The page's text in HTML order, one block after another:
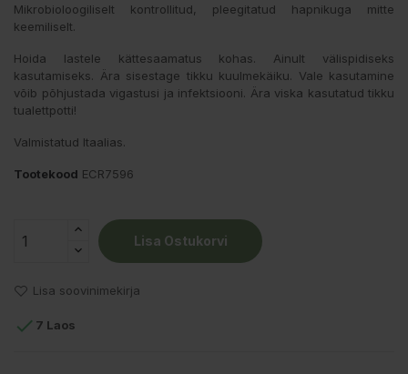
Mikrobioloogiliselt kontrollitud, pleegitatud hapnikuga mitte
keemiliselt.
Hoida lastele kättesaamatus kohas. Ainult välispidiseks
kasutamiseks. Ära sisestage tikku kuulmekäiku. Vale kasutamine
võib põhjustada vigastusi ja infektsiooni. Ära viska kasutatud tikku
tualettpotti!
Valmistatud Itaalias.
Tootekood ECR7596
Lisa Ostukorvi
Lisa soovinimekirja
 7 Laos